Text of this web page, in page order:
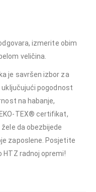
izmerite obim
veličina.
je savršen izbor za
pogodnost
na habanje,
TEX® certifikat,
da obezbijede
zaposlene. Posjetite
radnoj opremi!